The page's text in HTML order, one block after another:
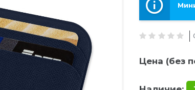
Цена (без